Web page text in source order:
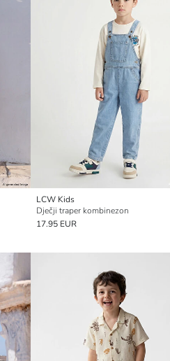
LCW Kids
Dječji traper kombinezon
17.95 EUR